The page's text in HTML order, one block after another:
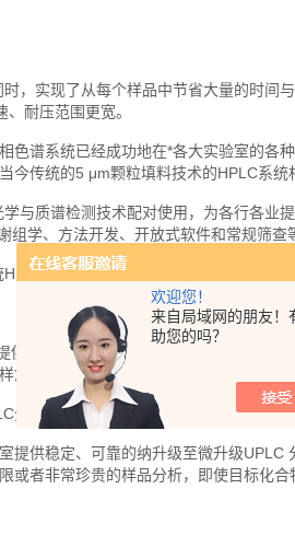
欢迎您！
来自局域网的朋友！
助您的吗？
，实现了从每个样品中节省大量的时间
、耐压范围更宽。
色谱系统已经成功地在*各大实验室的各
传统的5 μm颗粒填料技术的HPLC系统
与质谱检测技术配对使用，为各行各业
组学、方法开发、开放式软件和常规筛
分离局限束缚进行更加深入探索。
了强有力的解决方案；它可成功分析有
将得到详实的信息，从而加速实验室的
分离。
提供稳定、可靠的纳升级至微升级UPLC
或者非常珍贵的样品分析，即使目标化